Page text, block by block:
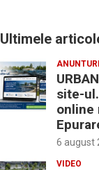
Ultimele
ANUNTURI
site-
online
6 august
VIDEO